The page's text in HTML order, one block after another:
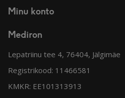
Minu konto
Mediron
Lepatriinu tee 4, 76404, Jälgimäe
Registrikood: 11466581
KMKR: EE101313913